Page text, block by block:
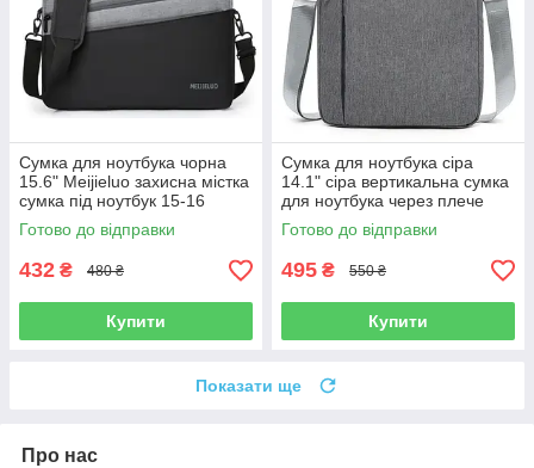
Сумка для ноутбука чорна
15.6" Meijieluo захисна містка
сумка під ноутбук 15-16
дюймів Чорно-сіра
Готово до відправки
432 ₴ 480 ₴
Купити
Сумка для ноутбука сіра
14.1" сіра вертикальна сумка
для ноутбука через плече
Ділова сумка Сіра
Готово до відправки
495 ₴ 550 ₴
Купити
Показати ще
Про нас